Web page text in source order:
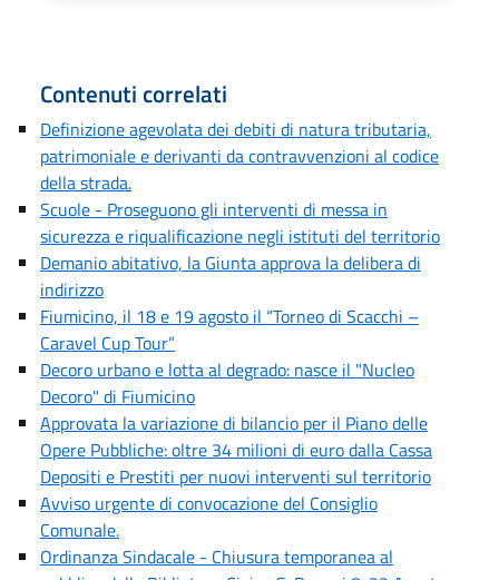
Contenuti correlati
Definizione agevolata dei debiti di natura tributaria,
patrimoniale e derivanti da contravvenzioni al codice
della strada.
Scuole - Proseguono gli interventi di messa in
sicurezza e riqualificazione negli istituti del territorio
Demanio abitativo, la Giunta approva la delibera di
indirizzo
Fiumicino, il 18 e 19 agosto il “Torneo di Scacchi –
Caravel Cup Tour”
Decoro urbano e lotta al degrado: nasce il "Nucleo
Decoro" di Fiumicino
Approvata la variazione di bilancio per il Piano delle
Opere Pubbliche: oltre 34 milioni di euro dalla Cassa
Depositi e Prestiti per nuovi interventi sul territorio
Avviso urgente di convocazione del Consiglio
Comunale.
Ordinanza Sindacale - Chiusura temporanea al